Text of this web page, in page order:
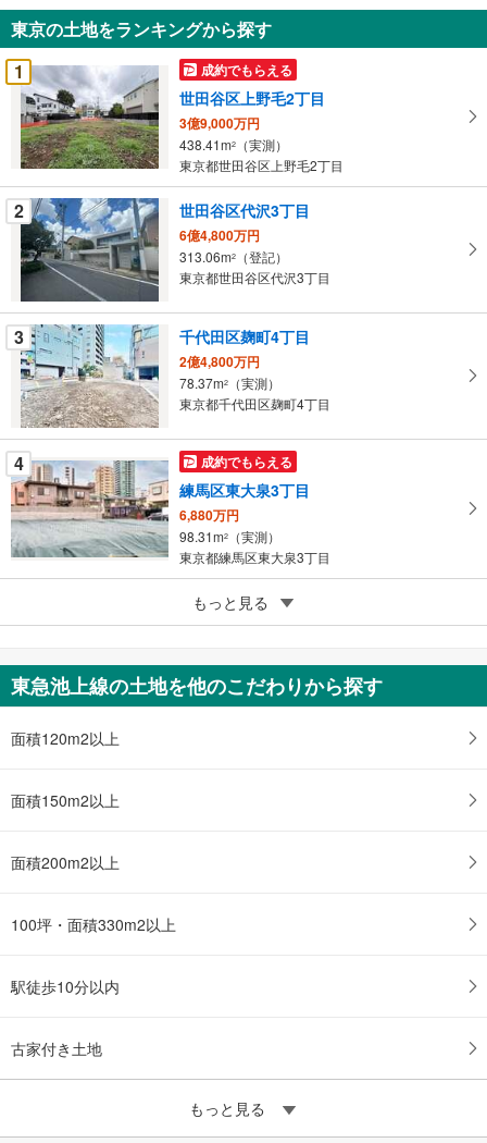
知
を
受
け
取
る
・
件
を
マ
イ
ペ
ー
ジ
に
保
存
す
る
東京の土地をランキングから探す
1
成約でもらえる
世田谷区上野毛2丁目
3億9,000万円
438.41m2
（実測）
東京都世田谷区上野毛2丁目
2 世田谷区代沢3丁目
6億4,800万円
313.06m2
（登記）
東京都世田谷区代沢3丁目
3 千代田区麹町4丁目
2億4,800万円
78.37m2
（実測）
東京都千代田区麹町4丁目
4 成約でもらえる
練馬区東大泉3丁目
6,880万円
98.31m2
（実測）
東京都練馬区東大泉3丁目
成約でもらえる
葛飾区亀有4丁目
136.65m （実測）
東京都葛飾区亀有4丁目
もっと見る
東急池上線の土地を他のこだわりから探す
面積120m2以上
面積150m2以上
面積200m2以上
100坪・面積330m2以上
駅徒歩10分以内
古家付き土地
もっと見る